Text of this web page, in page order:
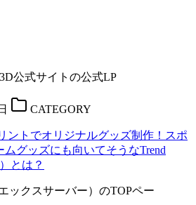
CATEGORY
ントでオリジナルグッズ制作！スポ
ムグッズにも向いてそうなTrend
とは？